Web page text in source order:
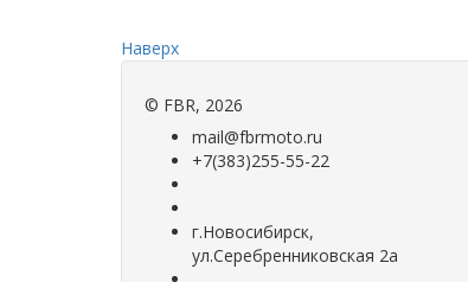
Наверх
© FBR, 2026
mail@fbrmoto.ru
+7(383)255-55-22
г.Новосибирск,
ул.Серебренниковская 2а